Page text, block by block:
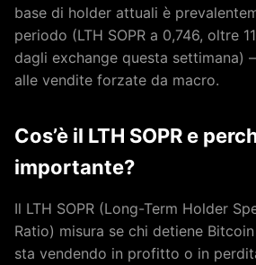
base di holder attuali è
periodo (LTH SOPR a 0,746, oltre
dagli exchange questa settimana)
alle vendite forzate da macro.
Cos’è il LTH SOPR e
importante?
Il LTH SOPR (Long-Term Holder
Ratio) misura se chi detiene
sta vendendo in profitto o in